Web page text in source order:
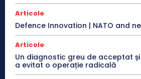
Articole
Defence Innovation | NATO and
Articole
Un diagnostic greu de acceptat
a evitat o operație radicală